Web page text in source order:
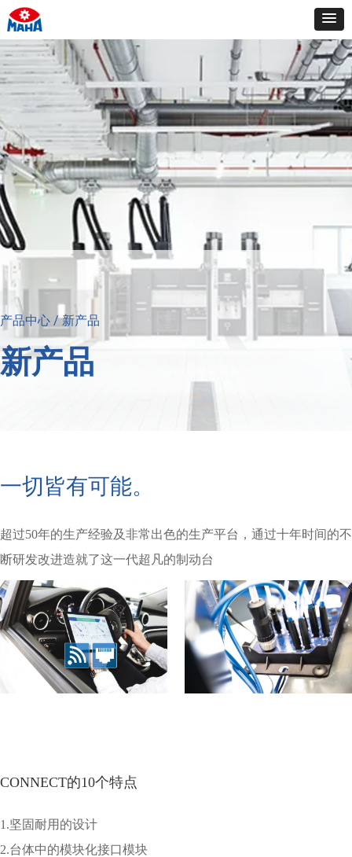
产品中心 / 新产品
新产品
一切皆有可能。
超过50年的生产经验及非常出色的生产平台，通过十年时间的不
断研发改进造就了这一代超凡的制动台
CONNECT的10个特点
1.坚固耐用的设计
2.台体中的模块化接口模块